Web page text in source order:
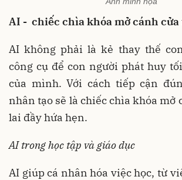
AI - chiếc chìa khóa mở cánh
AI không phải là kẻ thay thế
công cụ để con người phát huy
của mình. Với cách tiếp cận
nhân tạo sẽ là chiếc chìa khóa mở
lai đầy hứa hẹn.
AI trong học tập và giáo dục
AI giúp cá nhân hóa việc học, từ